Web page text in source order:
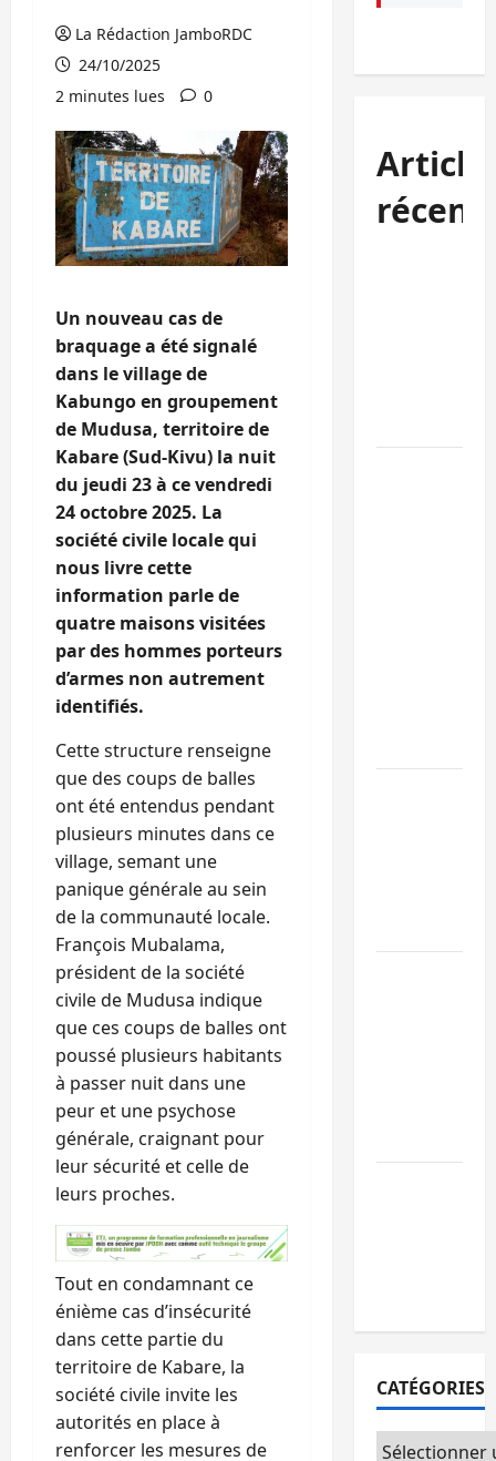
La Rédaction JamboRDC
24/10/2025
2 minutes lues
0
Un nouveau cas de
braquage a été signalé
dans le village de
Kabungo en groupement
de Mudusa, territoire de
Kabare (Sud-Kivu) la nuit
du jeudi 23 à ce vendredi
24 octobre 2025. La
société civile locale qui
nous livre cette
information parle de
quatre maisons visitées
par des hommes porteurs
d’armes non autrement
identifiés.
Cette structure renseigne
que des coups de balles
ont été entendus pendant
plusieurs minutes dans ce
village, semant une
panique générale au sein
de la communauté locale.
François Mubalama,
président de la société
civile de Mudusa indique
que ces coups de balles ont
poussé plusieurs habitants
à passer nuit dans une
peur et une psychose
générale, craignant pour
leur sécurité et celle de
leurs proches.
Tout en condamnant ce
énième cas d’insécurité
dans cette partie du
territoire de Kabare, la
société civile invite les
autorités en place à
renforcer les mesures de
CATÉGORIES
Catégories